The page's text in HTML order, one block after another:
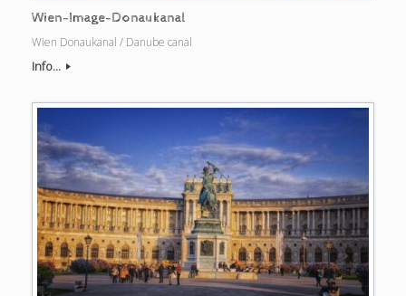
Wien-Image-Donaukanal
Wien Donaukanal / Danube canal
Info...